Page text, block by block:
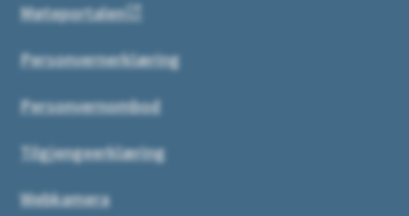
Møteportalen
Personvernerklæring
Personvernombod
Tilgjengeerklæring
Webkamera